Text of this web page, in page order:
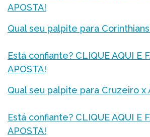
APOSTA!
Qual seu palpite para
Está confiante? CLIQUE AQUI E
APOSTA!
Qual seu palpite para Cruzeiro x
Está confiante? CLIQUE AQUI E
APOSTA!